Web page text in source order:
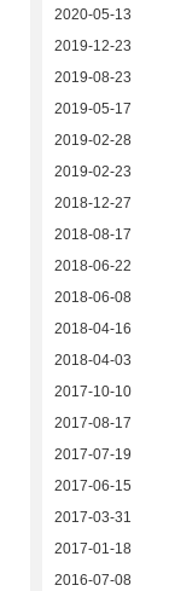
2020-05-13
2019-12-23
2019-08-23
2019-05-17
2019-02-28
2019-02-23
2018-12-27
2018-08-17
2018-06-22
2018-06-08
2018-04-16
2018-04-03
2017-10-10
2017-08-17
2017-07-19
2017-06-15
2017-03-31
2017-01-18
2016-07-08